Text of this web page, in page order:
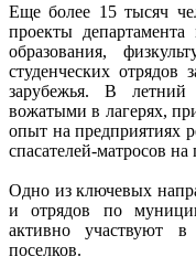
Еще более 15 тысяч
проекты
образования,
студенческих отрядов
зарубежья. В летний
вожатыми в лагерях,
опыт на предприятиях
спасателей-матросов на
Одно из ключевых
и отрядов по
активно участвуют в
поселков.